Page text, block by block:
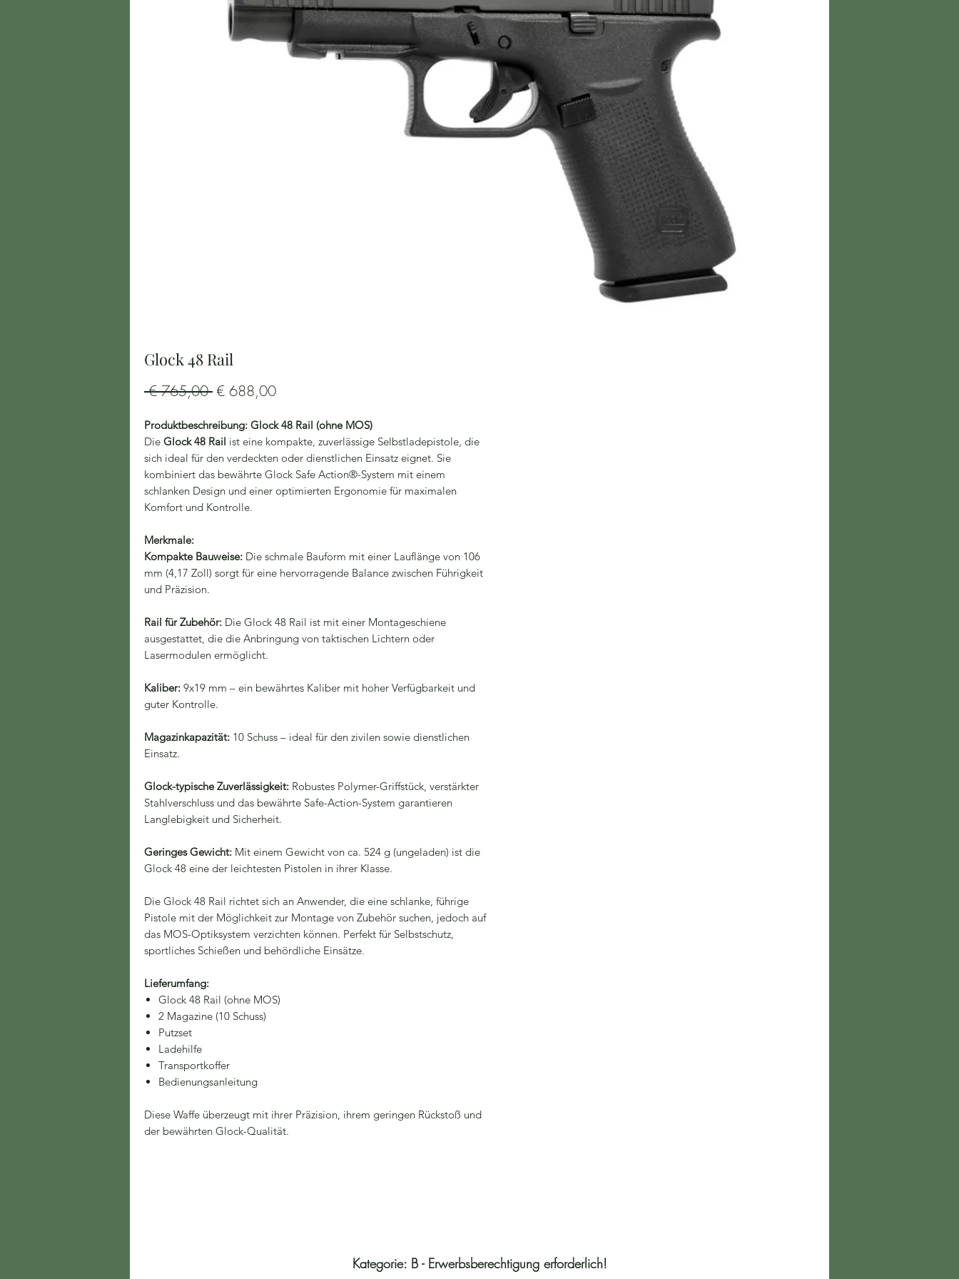
Glock 48 Rail
€ 765,00 Standardpreis
€ 688,00Sale-
Produktbeschreibung: Glock 48 Rail (ohne MOS)
Die Glock 48 Rail ist eine kompakte, zuverlässige Selbstladepistole, die
sich ideal für den verdeckten oder dienstlichen Einsatz eignet. Sie
kombiniert das bewährte Glock Safe Action®-System mit einem
schlanken Design und einer optimierten Ergonomie für maximalen
Komfort und Kontrolle.
Merkmale:
Kompakte Bauweise: Die schmale Bauform mit einer Lauflänge von 106
mm (4,17 Zoll) sorgt für eine hervorragende Balance zwischen Führigkeit
und Präzision.
Rail für Zubehör: Die Glock 48 Rail ist mit einer Montageschiene
ausgestattet, die die Anbringung von taktischen Lichtern oder
Lasermodulen ermöglicht.
Kaliber: 9x19 mm – ein bewährtes Kaliber mit hoher Verfügbarkeit und
guter Kontrolle.
Magazinkapazität: 10 Schuss – ideal für den zivilen sowie dienstlichen
Einsatz.
Glock-typische Zuverlässigkeit: Robustes Polymer-Griffstück, verstärkter
Stahlverschluss und das bewährte Safe-Action-System garantieren
Langlebigkeit und Sicherheit.
Geringes Gewicht: Mit einem Gewicht von ca. 524 g (ungeladen) ist die
Glock 48 eine der leichtesten Pistolen in ihrer Klasse.
Die Glock 48 Rail richtet sich an Anwender, die eine schlanke, führige
Pistole mit der Möglichkeit zur Montage von Zubehör suchen, jedoch auf
das MOS-Optiksystem verzichten können. Perfekt für Selbstschutz,
sportliches Schießen und behördliche Einsätze.
Lieferumfang:
Glock 48 Rail (ohne MOS)
2 Magazine (10 Schuss)
Putzset
Ladehilfe
Transportkoffer
Bedienungsanleitung
Diese Waffe überzeugt mit ihrer Präzision, ihrem geringen Rückstoß und
der bewährten Glock-Qualität.
Kategorie: B - Erwerbsberechtigung erforderlich!